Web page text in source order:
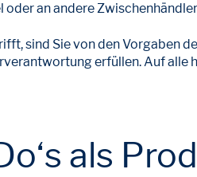
an andere
sind Sie von den Vorgaben
erfüllen. Auf alle
als